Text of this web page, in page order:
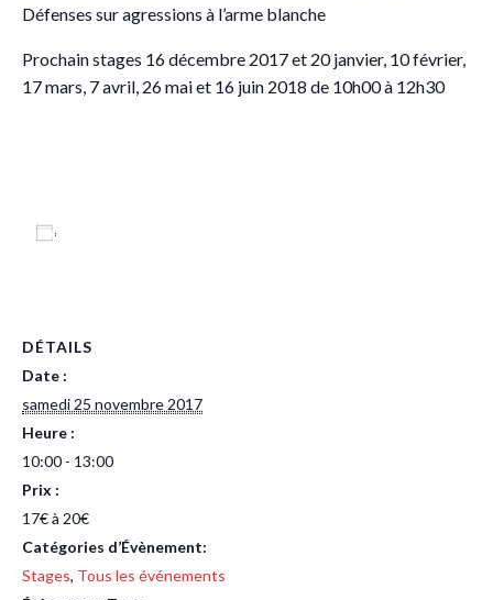
Défenses sur agressions à l’arme blanche
Prochain stages 16 décembre 2017 et 20 janvier, 10 février,
17 mars, 7 avril, 26 mai et 16 juin 2018 de 10h00 à 12h30
DÉTAILS
Date :
samedi 25 novembre 2017
Heure :
10:00 - 13:00
Prix :
17€ à 20€
Catégories d’Évènement:
Stages, Tous les événements